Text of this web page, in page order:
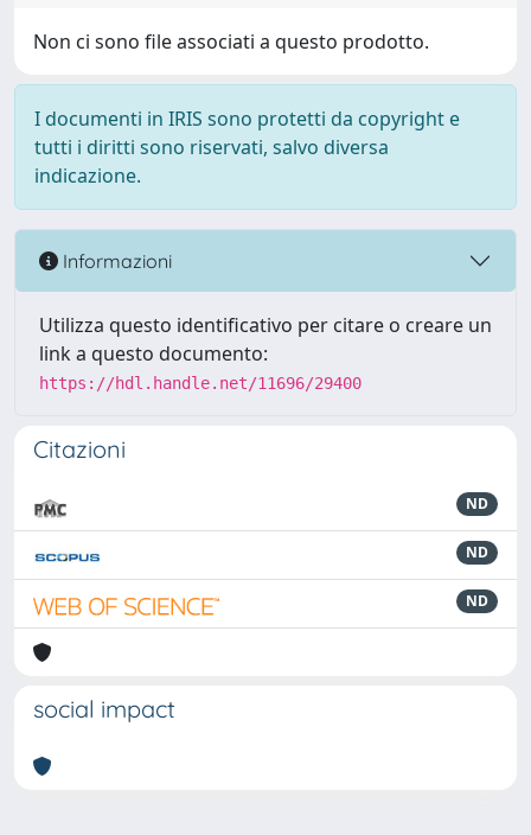
Non ci sono file associati a questo prodotto.
I documenti in IRIS sono protetti da copyright e
tutti i diritti sono riservati, salvo diversa
indicazione.
Informazioni
Utilizza questo identificativo per citare o creare un
link a questo documento:
https://hdl.handle.net/11696/29400
Citazioni
ND
ND
ND
social impact